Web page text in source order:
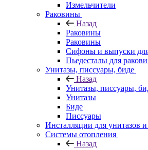
Измельчители
Раковины
Назад
Раковины
Раковины
Сифоны и выпуски
Пьедесталы для
Унитазы, писсуары, биде
Назад
Унитазы, писсуары,
Унитазы
Биде
Писсуары
Инсталляции для унитазов
Системы отопления
Назад